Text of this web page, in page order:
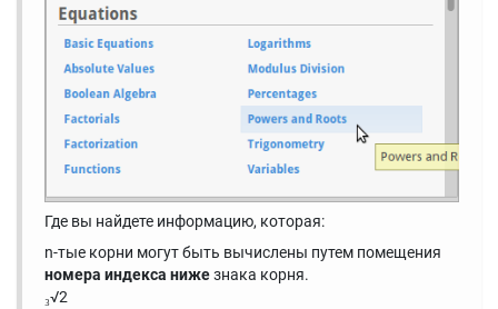
Где вы найдете информацию, которая:
n-тые корни могут быть вычислены путем помещения
номера индекса нижезнака корня.
₃√2